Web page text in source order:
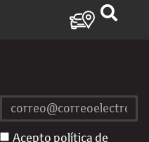
Acepto política de